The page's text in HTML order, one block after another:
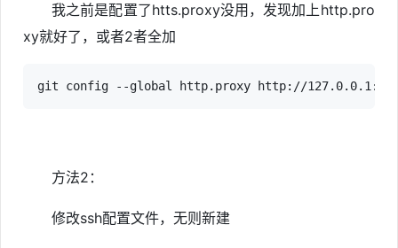
我之前是配置了htts.proxy没用，发现加上http.pro
xy就好了，或者2者全加
git config --global http.proxy http://
方法2：
修改ssh配置文件，无则新建